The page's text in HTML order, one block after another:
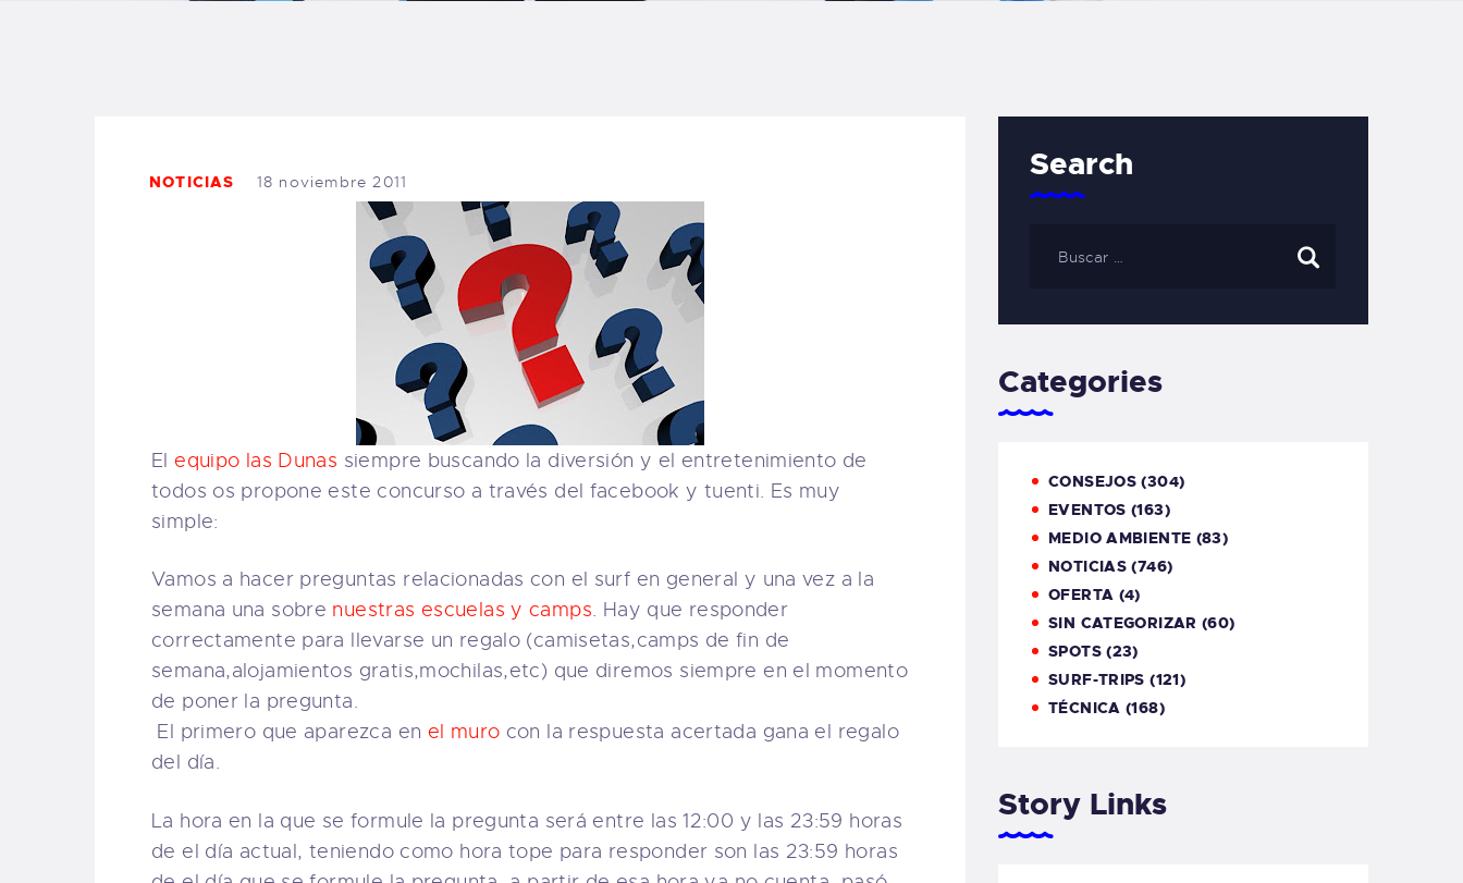
CARRITO
TIENDA FAMILY
SURFERS
WEBCAM SALINAS
PEDIDOS
NOTICIAS 18 noviembre 2011
Elequipo las Dunas siempre buscando la diversión y el entretenimiento de
todos os propone este concurso a través del facebook y tuenti. Es muy
simple:
Vamos a hacer preguntas relacionadas con el surf en general y una vez a la
semana una sobre nuestras escuelas y camps. Hay que responder
correctamente para llevarse un regalo (camisetas,camps de fin de
semana,alojamientos gratis,mochilas,etc) que diremos siempre en el momento
de poner la pregunta.
El primero que aparezca en el muro con la respuesta acertada gana el regalo
del día.
La hora en la que se formule la pregunta será entre las 12:00 y las 23:59 horas
de el día actual, teniendo como hora tope para responder son las 23:59 horas
Search
Categories
CONSEJOS (304)
EVENTOS (163)
MEDIO AMBIENTE (83)
NOTICIAS (746)
OFERTA (4)
SIN CATEGORIZAR (60)
SPOTS(23)
SURF-TRIPS (121)
TÉCNICA (168)
Story Links